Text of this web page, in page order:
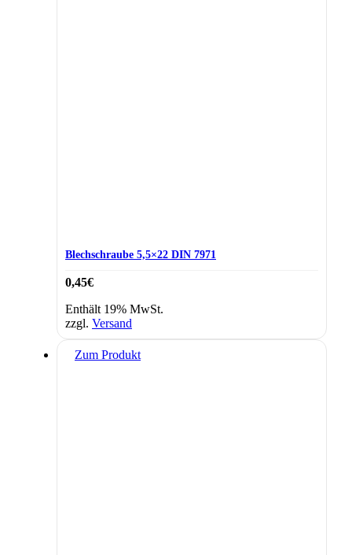
Blechschraube 5,5×22 DIN 7971
0,45€
Enthält 19% MwSt.
zzgl. Versand
Zum Produkt